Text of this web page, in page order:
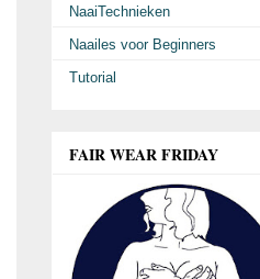
NaaiTechnieken
Naailes voor Beginners
Tutorial
FAIR WEAR FRIDAY